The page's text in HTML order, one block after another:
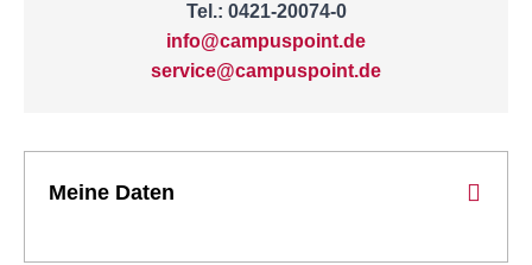
Tel.: 0421-20074-0
info@campuspoint.de
service@campuspoint.de
Meine Daten